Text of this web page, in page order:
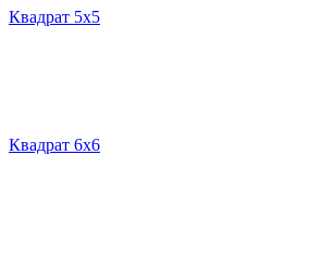
Квадрат 5х5
Квадрат 6х6